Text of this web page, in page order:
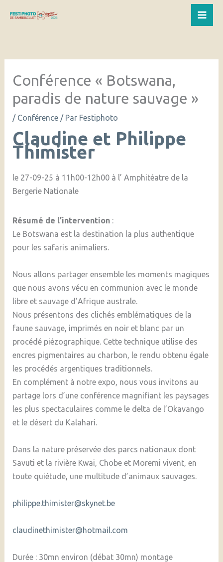
Conférence « Botswana,
paradis de nature sauvage »
/ Conférence/ Par Festiphoto
Claudine et Philippe
Thimister
le 27-09-25 à 11h00-12h00 à l’ Amphitéatre de la
Bergerie Nationale
Résumé de l’intervention:
Le Botswana est la destination la plus authentique
pour les safaris animaliers.
Nous allons partager ensemble les moments magiques
que nous avons vécu en communion avec le monde
libre et sauvage d’Afrique australe.
Nous présentons des clichés emblématiques de la
faune sauvage, imprimés en noir et blanc par un
procédé piézographique. Cette technique utilise des
encres pigmentaires au charbon, le rendu obtenu égale
les procédés argentiques traditionnels.
En complément à notre expo, nous vous invitons au
partage lors d’une conférence magnifiant les paysages
les plus spectaculaires comme le delta de l’Okavango
et le désert du Kalahari.
Dans la nature préservée des parcs nationaux dont
Savuti et la rivière Kwai, Chobe et Moremi vivent, en
toute quiétude, une multitude d’animaux sauvages.
philippe.thimister@skynet.be
claudinethimister@hotmail.com
Durée : 30mn environ (débat 30mn) montage